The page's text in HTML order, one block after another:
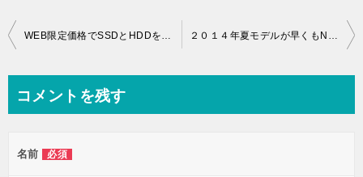
投
ビ
ー
WEB限定価格でSSDとHDDを一つにした新ストレージ ビジネスにもオススメ ２０１４年夏モデルが早くもNEC Directにて販売開始！
コメントを残す
名前 必須